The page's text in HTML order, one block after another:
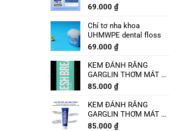
69.000 ₫
Chỉ tơ nha khoa
UHMWPE dental floss
69.000 ₫
KEM ĐÁNH RĂNG
GARGLIN THƠM MÁT VỊ
CHANH LIME MINT
85.000 ₫
KEM ĐÁNH RĂNG
GARGLIN THƠM MÁT VỊ
BẠC HÀ SPEARMINT
85.000 ₫